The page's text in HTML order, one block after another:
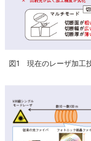
図1 現在のレーザ加工